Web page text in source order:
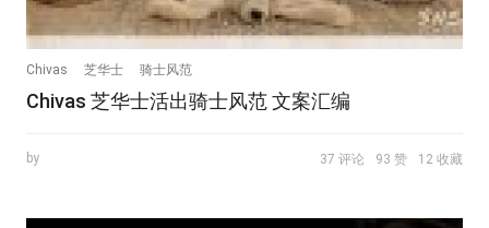
Chivas 芝华士 骑士风范
Chivas 芝华士活出骑士风范 文案汇编
by 37 评论 93 赞 12 收藏